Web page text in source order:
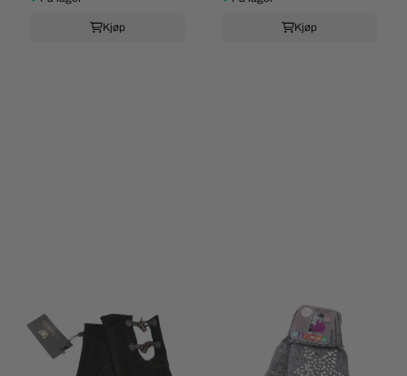
Kjøp Kjøp